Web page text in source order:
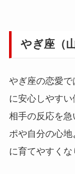
やぎ座（
やぎ座の恋愛
に安心しやすい
相手の反応を
ポや自分の心
に育てやすくな